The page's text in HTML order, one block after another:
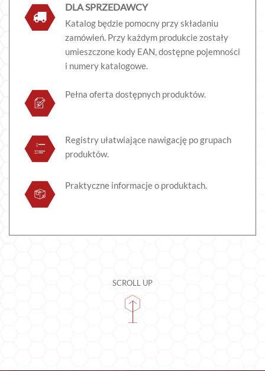
DLA SPRZEDAWCY
Katalog będzie pomocny przy składaniu
zamówień. Przy każdym produkcie zostały
umieszczone kody EAN, dostępne pojemności
i numery katalogowe.
Pełna oferta dostępnych produktów.
Registry ułatwiające nawigację po grupach
produktów.
Praktyczne informacje o produktach.
SCROLL UP